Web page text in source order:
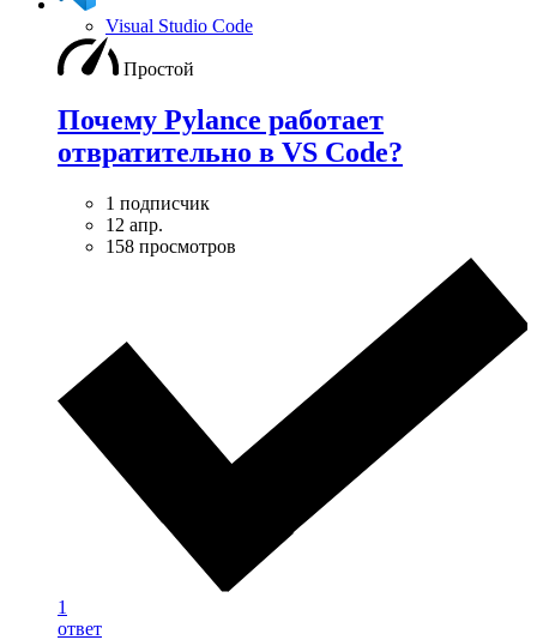
Visual Studio Code
Простой
Почему Pylance работает
отвратительно в VS Code?
1 подписчик
12 апр.
158 просмотров
1
ответ